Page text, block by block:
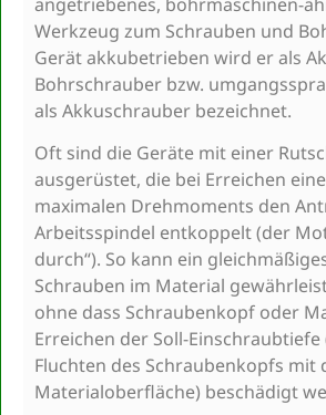
Werkzeug zum Schrauben und
Gerät akkubetrieben wird er als
Bohrschrauber bzw.
als Akkuschrauber bezeichnet.
Oft sind die Geräte mit einer
ausgerüstet, die bei Erreichen
maximalen Drehmoments den
Arbeitsspindel entkoppelt (der
durch“). So kann ein
Schrauben im Material
ohne dass Schraubenkopf oder
Erreichen der Soll-Einschraubtiefe
Fluchten des Schraubenkopfs mit
Materialoberfläche) beschädigt